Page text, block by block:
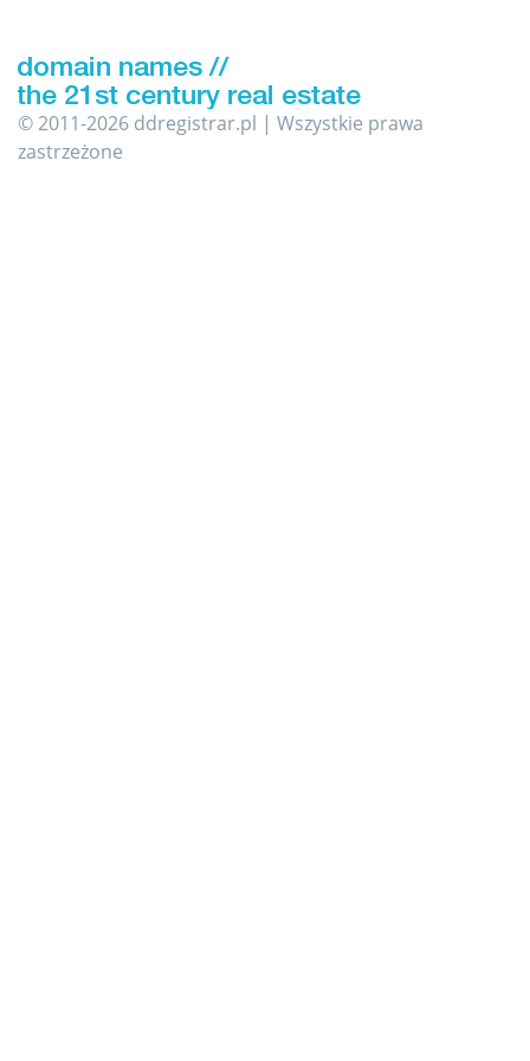
© 2011-2026 ddregistrar.pl | Wszystkie prawa
zastrzeżone